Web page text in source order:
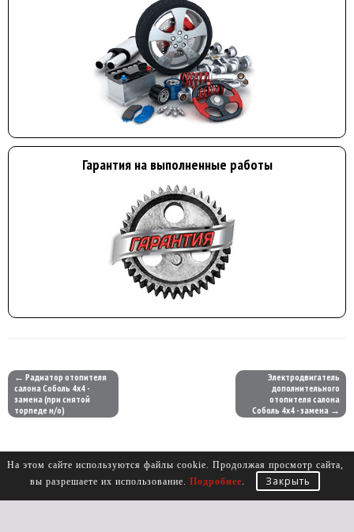
Гарантия на выполненные работы
← Радиатор отопителя
салона Соболь 4х4 -
замена (при снятой
торпеде н/о)
Электродвигатель
дополнительного
отопителя салона
Соболь 4х4 - замена →
На этом сайте используются файлы cookie. Продолжая просмотр сайта,
вы разрешаете их использование. Подробнее. Закрыть